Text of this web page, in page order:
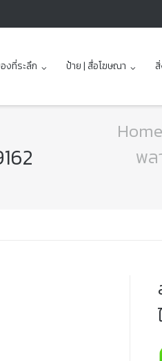
งที่ระลึก ป้าย | สื่อโฆษณา
Home
พล